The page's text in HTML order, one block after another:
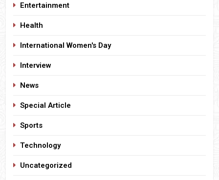
Entertainment
Health
International Women's Day
Interview
News
Special Article
Sports
Technology
Uncategorized